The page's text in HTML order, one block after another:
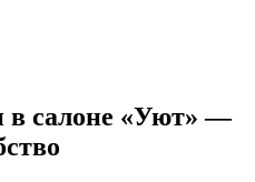
в салоне «Уют» —